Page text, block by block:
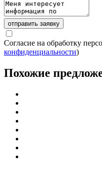
отправить заявку
Согласие на обработку
конфиденциальности)
Похожие